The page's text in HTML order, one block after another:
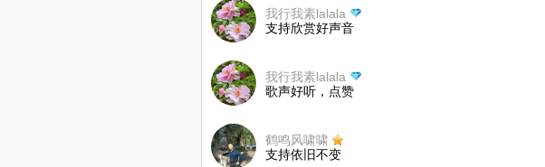
我行我素lalala
支持欣赏好声音
我行我素lalala
歌声好听，点赞
鹤鸣风啸啸
支持依旧不变